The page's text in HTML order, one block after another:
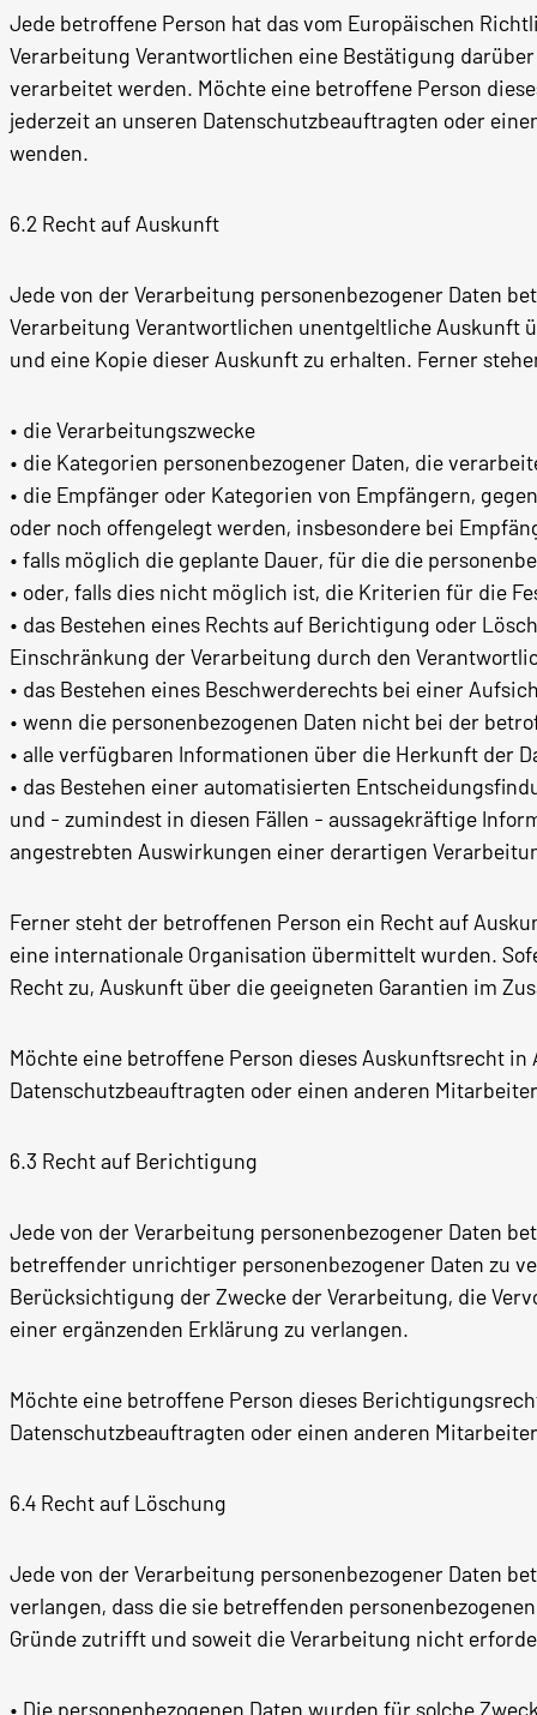
Jede betroffene Person hat das vom Europäischen
Verarbeitung Verantwortlichen eine Bestätigung
verarbeitet werden. Möchte eine betroffene Person
jederzeit an unseren Datenschutzbeauftragten oder
wenden.
6.2 Recht auf Auskunft
Jede von der Verarbeitung personenbezogener Daten
Verarbeitung Verantwortlichen unentgeltliche Auskunft
und eine Kopie dieser Auskunft zu erhalten. Ferner
• die Verarbeitungszwecke
• die Kategorien personenbezogener Daten, die
• die Empfänger oder Kategorien von Empfängern,
oder noch offengelegt werden, insbesondere bei
• falls möglich die geplante Dauer, für die die
• oder, falls dies nicht möglich ist, die Kriterien für die
• das Bestehen eines Rechts auf Berichtigung oder
Einschränkung der Verarbeitung durch den
• das Bestehen eines Beschwerderechts bei einer
• wenn die personenbezogenen Daten nicht bei der
• alle verfügbaren Informationen über die Herkunft der
• das Bestehen einer automatisierten
und - zumindest in diesen Fällen - aussagekräftige
angestrebten Auswirkungen einer derartigen
Ferner steht der betroffenen Person ein Recht auf
eine internationale Organisation übermittelt wurden.
Recht zu, Auskunft über die geeigneten Garantien im
Möchte eine betroffene Person dieses Auskunftsrecht
Datenschutzbeauftragten oder einen anderen
6.3 Recht auf Berichtigung
Jede von der Verarbeitung personenbezogener Daten
betreffender unrichtiger personenbezogener Daten zu
Berücksichtigung der Zwecke der Verarbeitung, die
einer ergänzenden Erklärung zu verlangen.
Möchte eine betroffene Person dieses
Datenschutzbeauftragten oder einen anderen
6.4 Recht auf Löschung
Jede von der Verarbeitung personenbezogener Daten
verlangen, dass die sie betreffenden
Gründe zutrifft und soweit die Verarbeitung nicht
• Die personenbezogenen Daten wurden für solche